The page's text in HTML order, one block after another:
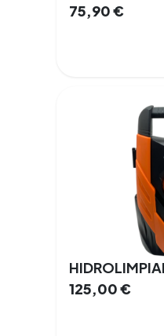
75,90€
125,00€